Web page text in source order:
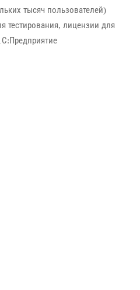
тысяч пользователей)
тестирования, лицензии для